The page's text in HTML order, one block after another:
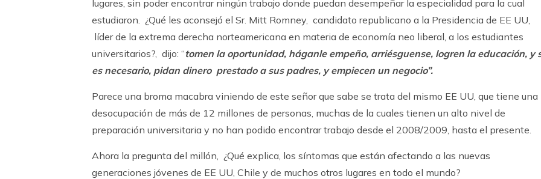
lugares, sin poder encontrar ningún trabajo donde puedan desempeñar la especialidad para la cual
estudiaron. ¿Qué les aconsejó el Sr. Mitt Romney, candidato republicano a la Presidencia de EE UU,
líder de la extrema derecha norteamericana en materia de economía neo liberal, a los estudiantes
universitarios?, dijo: “tomen la oportunidad, háganle empeño, arriésguense, logren la educación, y
es necesario, pidan dinero prestado a sus padres, y empiecen un negocio”.
Parece una broma macabra viniendo de este señor que sabe se trata del mismo EE UU, que tiene una
desocupación de más de 12 millones de personas, muchas de la cuales tienen un alto nivel de
preparación universitaria y no han podido encontrar trabajo desde el 2008/2009, hasta el presente.
Ahora la pregunta del millón, ¿Qué explica, los síntomas que están afectando a las nuevas
generaciones jóvenes de EE UU, Chile y de muchos otros lugares en todo el mundo?